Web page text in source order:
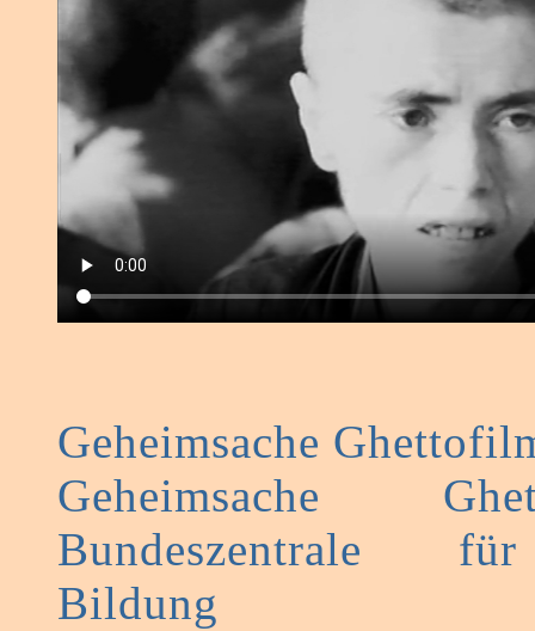
Geheimsache
Geheimsache
Bundeszentrale
Bildung